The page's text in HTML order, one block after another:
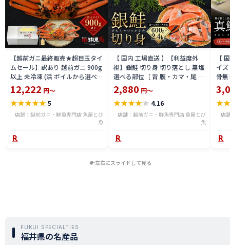
【越前ガニ最終販売★超目玉タイ
ムセール】訳あり 越前ガニ 900g
以上 未冷凍 (活 ボイルから選べ
る) 福井県産 国産 産地直送 脚折
れ 訳ありカニ 越前がに ズワイガ
ニ 越前 かに 送料無料 etz-900w
12,222 円～
★★★★★5
店舗：越前ガニ・鮮魚専門店 魚屋とび
魚
【 国内 工場直送 】【利益度外
視】銀鮭 切り身 切り落とし 無塩
選べる部位［ 背 腹・カマ・尾 ］
600g〜2.4kg 骨取り・骨無し 骨
あり 切り落とし 骨取り・骨無し
切身 ses2301-12ka
2,880 円～
★★★★★ 4.16
店舗：越前ガニ・鮮魚専門店 魚屋とび
魚
【
イ
骨
(真
ライ
★
店
左右にスライドして見る
FUKUI SPECIALTIES
福井県の名産品